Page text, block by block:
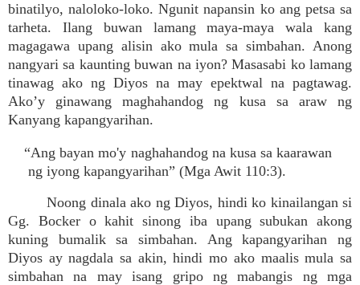
binatilyo, naloloko-loko. Ngunit napansin ko ang petsa sa
tarheta. Ilang buwan lamang maya-maya wala kang
magagawa upang alisin ako mula sa simbahan. Anong
nangyari sa kaunting buwan na iyon? Masasabi ko lamang
tinawag ako ng Diyos na may epektwal na pagtawag.
Ako’y ginawang maghahandog ng kusa sa araw ng
Kanyang kapangyarihan.
“Ang bayan mo'y naghahandog na kusa sa kaarawan
ng iyong kapangyarihan” (Mga Awit 110:3).
Noong dinala ako ng Diyos, hindi ko kinailangan si
Gg. Bocker o kahit sinong iba upang subukan akong
kuning bumalik sa simbahan. Ang kapangyarihan ng
Diyos ay nagdala sa akin, hindi mo ako maalis mula sa
simbahan na may isang gripo ng mabangis ng mga